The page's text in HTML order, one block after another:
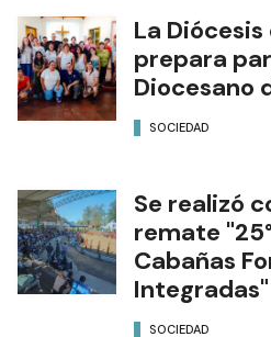
La
prepara
Diocesano
SOCIEDAD
Se realizó
remate
Cabañas
Integradas"
SOCIEDAD